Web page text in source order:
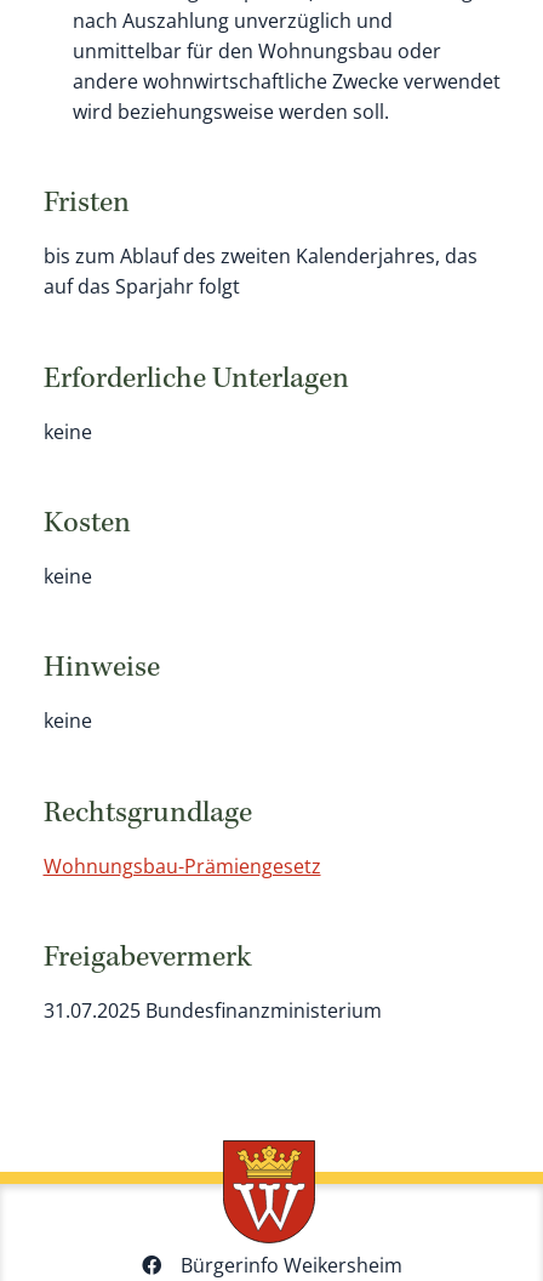
nach Auszahlung unverzüglich und
unmittelbar für den Wohnungsbau oder
andere wohnwirtschaftliche Zwecke verwendet
wird beziehungsweise werden soll.
Fristen
bis zum Ablauf des zweiten Kalenderjahres, das
auf das Sparjahr folgt
Erforderliche Unterlagen
keine
Kosten
keine
Hinweise
keine
Rechtsgrundlage
Wohnungsbau-Prämiengesetz
Freigabevermerk
31.07.2025 Bundesfinanzministerium
Bürgerinfo Weikersheim